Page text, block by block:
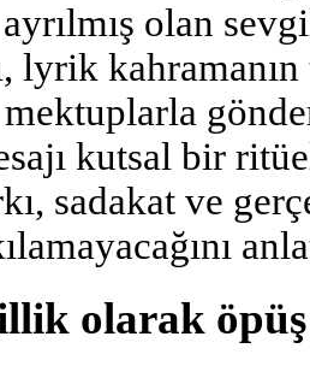
olan
lyrik
kutsal bir
sadakat ve
olarak öpüş